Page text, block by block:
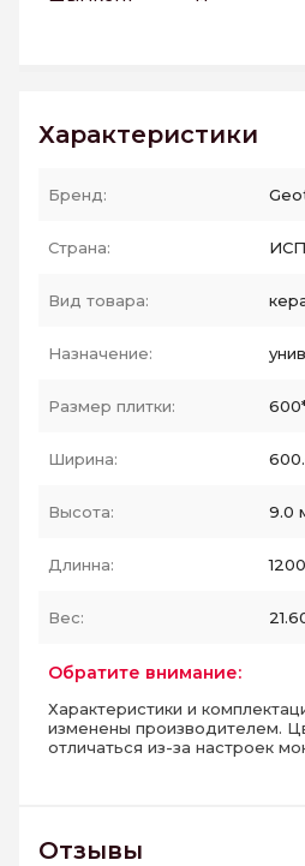
Характеристики
Бренд:
Страна:
Вид товара:
Назначение:
Размер плитки:
Ширина:
Высота: 9.0
Длинна:
Вес:
Обратите внимание:
Характеристики и
изменены производителем.
отличаться из-за настроек
Отзывы